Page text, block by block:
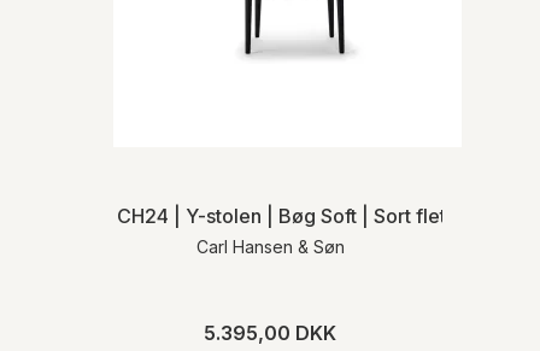
CH24 | Y-stolen | Bøg Soft | Sort flet
Carl Hansen & Søn
5.395,00 DKK